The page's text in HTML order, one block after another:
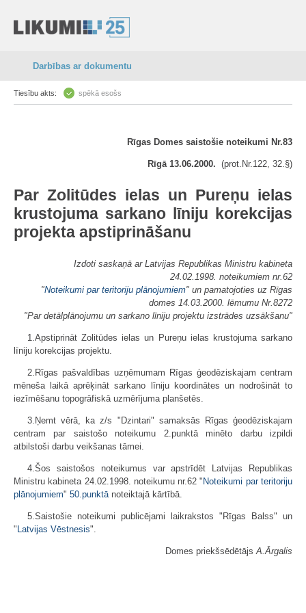
Darbības ar dokumentu
Tiesību akts: spēkā esošs
Rīgas Domes saistošie noteikumi Nr.83
Rīgā 13.06.2000. (prot.Nr.122, 32.§)
Par Zolitūdes ielas un Pureņu ielas
krustojuma sarkano līniju korekcijas
projekta apstiprināšanu
Izdoti saskaņā ar Latvijas Republikas Ministru kabineta
24.02.1998. noteikumiem nr.62
"Noteikumi par teritoriju plānojumiem" un pamatojoties uz Rīgas
domes 14.03.2000. lēmumu Nr.8272
"Par detālplānojumu un sarkano līniju projektu izstrādes uzsākšanu"
1.Apstiprināt Zolitūdes ielas un Pureņu ielas krustojuma sarkano
līniju korekcijas projektu.
2.Rīgas pašvaldības uzņēmumam Rīgas ģeodēziskajam centram
mēneša laikā aprēķināt sarkano līniju koordinātes un nodrošināt to
iezīmēšanu topogrāfiskā uzmērījuma planšetēs.
3.Ņemt vērā, ka z/s "Dzintari" samaksās Rīgas ģeodēziskajam
centram par saistošo noteikumu 2.punktā minēto darbu izpildi
atbilstoši darbu veikšanas tāmei.
4.Šos saistošos noteikumus var apstrīdēt Latvijas Republikas
Ministru kabineta 24.02.1998. noteikumu nr.62 " Noteikumi par teritoriju
plānojumiem" 50.punktānoteiktajā kārtībā.
5.Saistošie noteikumi publicējami laikrakstos "Rīgas Balss" un
" Latvijas Vēstnesis".
Domes priekšsēdētājsA.Ārgalis